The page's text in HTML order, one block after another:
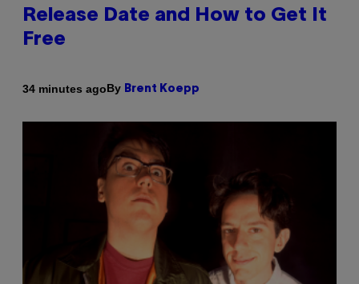
Release Date and How to Get It
Free
34 minutes agoBy Brent Koepp